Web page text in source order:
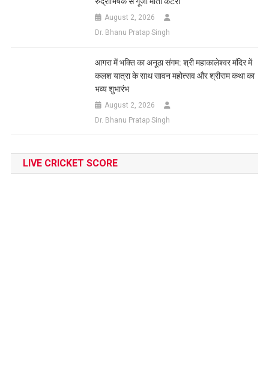
August 2, 2026
Dr. Bhanu Pratap Singh
आगरा में भक्ति का अनूठा संगम: श्री महाकालेश्वर मंदिर में
कलश यात्रा के साथ सावन महोत्सव और श्रीराम कथा का
भव्य शुभारंभ
August 2, 2026
Dr. Bhanu Pratap Singh
LIVE CRICKET SCORE